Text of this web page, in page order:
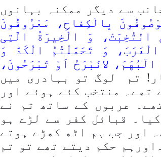
سے دیگر ممکنہ بہانوں
بِالْكِفاحِ، مَعْرُوفُونَ
انْتُخِبَتْ، وَ الْخِیرَةُ الَّتِی
وَ تَحَمَّلْتُمُ الْكَدَّ وَ
لانَبْرَحُ اَوْ تَبْرَحُونَ،
تم لوگ تو بہادرى میں
تھے۔ منتخب کئے ہوئے اور
عربوں كے ساتھ تم نے
قبائل کفر سے لڑے ہو
اور جب ہم اٹھ كھڑے ہوتے
حكم دیتے تھے تو تم